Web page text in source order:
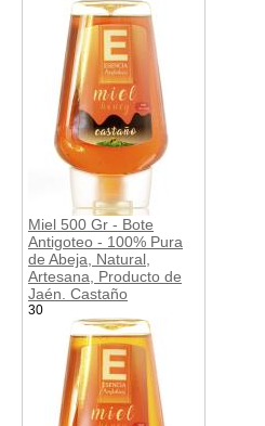
Miel 500 Gr - Bote
Antigoteo - 100% Pura
de Abeja, Natural,
Artesana, Producto de
Jaén. Castaño
30